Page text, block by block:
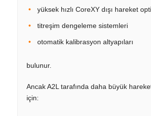
yüksek hızlı CoreXY dışı hareket
titreşim dengeleme sistemleri
otomatik kalibrasyon altyapıları
bulunur.
Ancak A2L tarafında daha büyük
için: